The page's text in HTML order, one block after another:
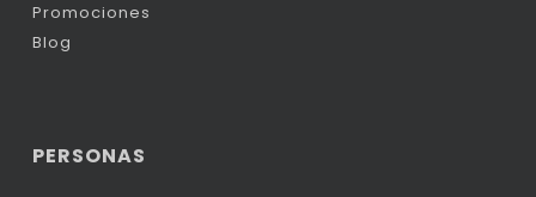
Promociones
Blog
PERSONAS